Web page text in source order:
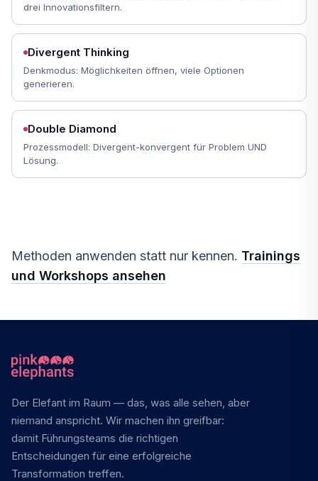
drei Innovationsfiltern.
Divergent Thinking
Denkmodus: Möglichkeiten öffnen, viele Optionen
generieren.
Double Diamond
Prozessmodell: Divergent-konvergent für Problem UND
Lösung.
Methoden anwenden statt nur kennen. Trainings
und Workshops ansehen
Der Elefant im Raum — das, was alle sehen, aber
niemand anspricht. Wir machen ihn greifbar:
damit Führungsteams die richtigen
Entscheidungen für eine erfolgreiche
Transformation treffen.